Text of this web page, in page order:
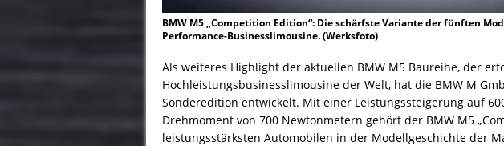
BMW M5 „Competition Edition“: Die schärfste Variante der fünften
Performance-Businesslimousine. (Werksfoto)
Als weiteres Highlight der aktuellen BMW M5 Baureihe, der
Hochleistungsbusinesslimousine der Welt, hat die BMW M
Sonderedition entwickelt. Mit einer Leistungssteigerung auf
Drehmoment von 700 Newtonmetern gehört der BMW M5
leistungsstärksten Automobilen in der Modellgeschichte der